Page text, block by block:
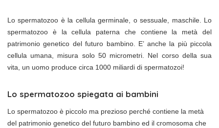
Lo spermatozoo è la cellula germinale, o sessuale, maschile. Lo
spermatozoo è la cellula paterna che contiene la metà del
patrimonio genetico del futuro bambino. E’ anche la più piccola
cellula umana, misura solo 50 micrometri. Nel corso della sua
vita, un uomo produce circa 1000 miliardi di spermatozoi!
Lo spermatozoo spiegata ai bambini
Lo spermatozoo è piccolo ma prezioso perché contiene la metà
del patrimonio genetico del futuro bambino ed il cromosoma che